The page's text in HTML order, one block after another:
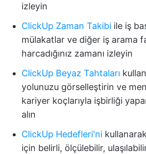
izleyin
ClickUp Zaman Takibi ile iş
mülakatlar ve diğer iş arama
harcadığınız zamanı izleyin
ClickUp Beyaz Tahtaları
yolunuzu görselleştirin ve
kariyer koçlarıyla işbirliği
alın
ClickUp Hedefleri'ni
için belirli, ölçülebilir,